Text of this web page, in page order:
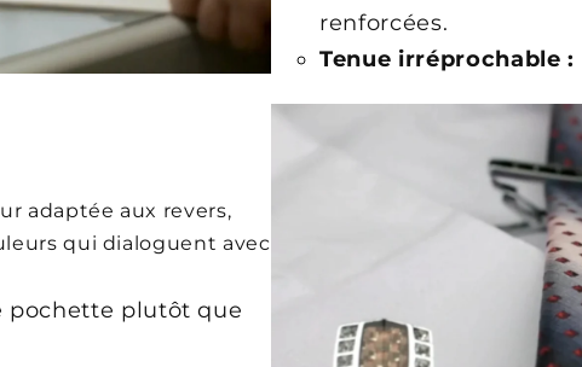
renforcées.
Tenue irréprochable :
adaptée aux revers,
qui dialoguent avec
pochette plutôt que